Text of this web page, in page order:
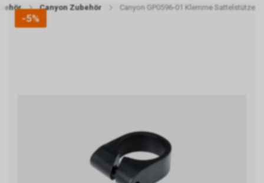
Canyon Zubehör Canyon GP0596-01 Klemme Sattelstütze
-5%